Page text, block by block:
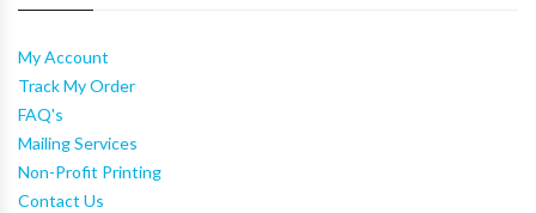
My Account
Track My Order
FAQ's
Mailing Services
Non-Profit Printing
Contact Us